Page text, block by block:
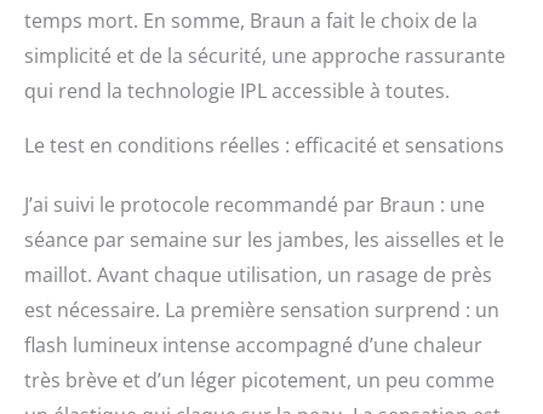
temps mort. En somme, Braun a fait le choix de la
simplicité et de la sécurité, une approche rassurante
qui rend la technologie IPL accessible à toutes.
Le test en conditions réelles : efficacité et sensations
J’ai suivi le protocole recommandé par Braun : une
séance par semaine sur les jambes, les aisselles et le
maillot. Avant chaque utilisation, un rasage de près
est nécessaire. La première sensation surprend : un
flash lumineux intense accompagné d’une chaleur
très brève et d’un léger picotement, un peu comme